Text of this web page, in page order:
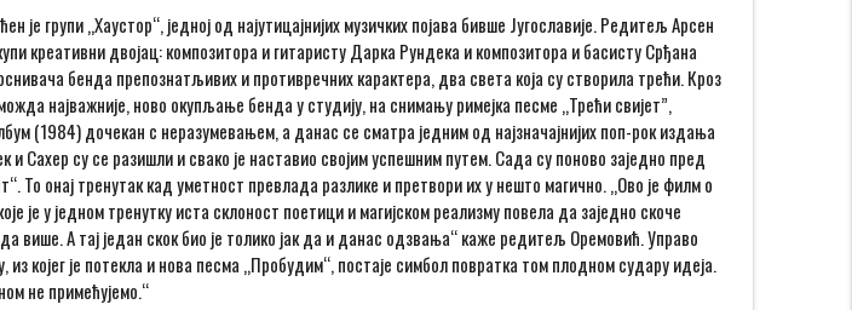
је групи „Хаустор“, једној од најутицајнијих музичких појава бивше Југославије. Редитељ Арсен
креативни двојац: композитора и гитаристу Дарка Рундека и композитора и басисту Срђана
бенда препознатљивих и противречних карактера, два света која су створила трећи. Кроз
најважније, ново окупљање бенда у студију, на снимању римејка песме „Трећи свијет”,
(1984) дочекан с неразумевањем, а данас се сматра једним од најзначајнијих поп-рок издања
и Сахер су се разишли и свако је наставио својим успешним путем. Сада су поново заједно пред
То онај тренутак кад уметност превлада разлике и претвори их у нешто магично. „Ово је филм о
је у једном тренутку иста склоност поетици и магијском реализму повела да заједно скоче
више. А тај један скок био је толико јак да и данас одзвања“ каже редитељ Оремовић. Управо
којег је потекла и нова песма „Пробудим“, постаје симбол повратка том плодном судару идеја.
не примећујемо.“